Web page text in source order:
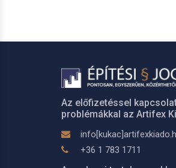
Az előfizetéssel
problémákkal az Artifex
+36 1 783 1711